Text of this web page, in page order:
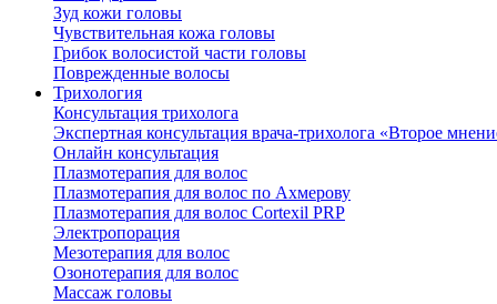
Зуд кожи головы
Чувствительная кожа головы
Грибок волосистой части головы
Поврежденные волосы
Трихология
Консультация трихолога
Экспертная консультация врача-трихолога «Второе
Онлайн консультация
Плазмотерапия для волос
Плазмотерапия для волос по Ахмерову
Плазмотерапия для волос Cortexil PRP
Электропорация
Мезотерапия для волос
Озонотерапия для волос
Массаж головы